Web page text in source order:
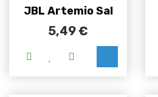
5 out of 5
JBL Artemio Sal
5,49€